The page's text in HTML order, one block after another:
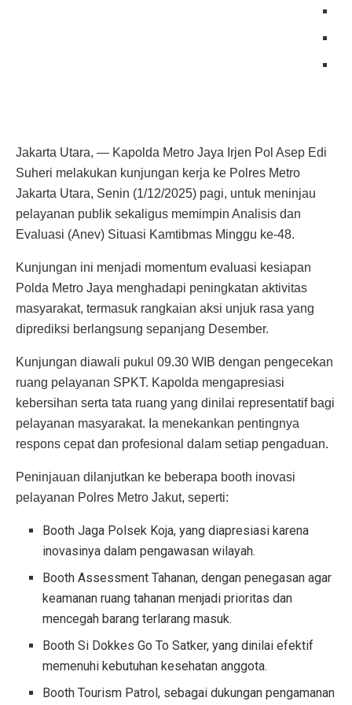
Jakarta Utara, — Kapolda Metro Jaya Irjen Pol Asep Edi
Suheri melakukan kunjungan kerja ke Polres Metro
Jakarta Utara, Senin (1/12/2025) pagi, untuk meninjau
pelayanan publik sekaligus memimpin Analisis dan
Evaluasi (Anev) Situasi Kamtibmas Minggu ke-48.
Kunjungan ini menjadi momentum evaluasi kesiapan
Polda Metro Jaya menghadapi peningkatan aktivitas
masyarakat, termasuk rangkaian aksi unjuk rasa yang
diprediksi berlangsung sepanjang Desember.
Kunjungan diawali pukul 09.30 WIB dengan pengecekan
ruang pelayanan SPKT. Kapolda mengapresiasi
kebersihan serta tata ruang yang dinilai representatif bagi
pelayanan masyarakat. Ia menekankan pentingnya
respons cepat dan profesional dalam setiap pengaduan.
Peninjauan dilanjutkan ke beberapa booth inovasi
pelayanan Polres Metro Jakut, seperti:
Booth Jaga Polsek Koja, yang diapresiasi karena
inovasinya dalam pengawasan wilayah.
Booth Assessment Tahanan, dengan penegasan agar
keamanan ruang tahanan menjadi prioritas dan
mencegah barang terlarang masuk.
Booth Si Dokkes Go To Satker, yang dinilai efektif
memenuhi kebutuhan kesehatan anggota.
Booth Tourism Patrol, sebagai dukungan pengamanan